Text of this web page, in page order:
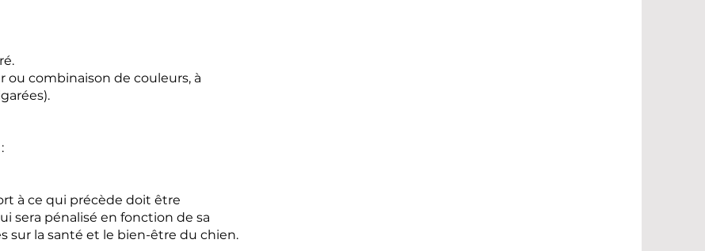
ou combinaison de couleurs, à
à ce qui précède doit être
sera pénalisé en fonction de sa
sur la santé et le bien-être du chien.